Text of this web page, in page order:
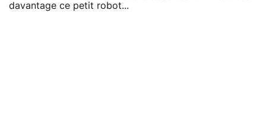
davantage ce petit robot...